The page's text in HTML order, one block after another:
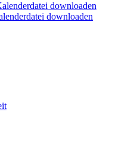
downloaden
downloaden